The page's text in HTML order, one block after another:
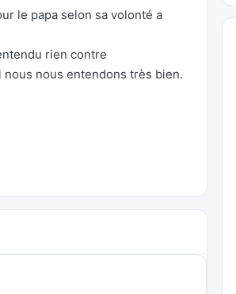
le papa selon sa volonté a
rien contre
nous nous entendons très bien.